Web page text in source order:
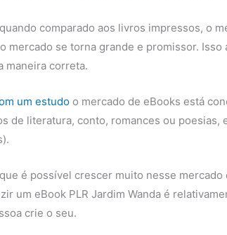
comparado aos livros impressos, o
mercado se torna grande e promissor.
maneira correta.
um estudo o mercado de eBooks está
de literatura, conto, romances ou
é possível crescer muito nesse
um eBook PLR Jardim Wanda é
crie o seu.